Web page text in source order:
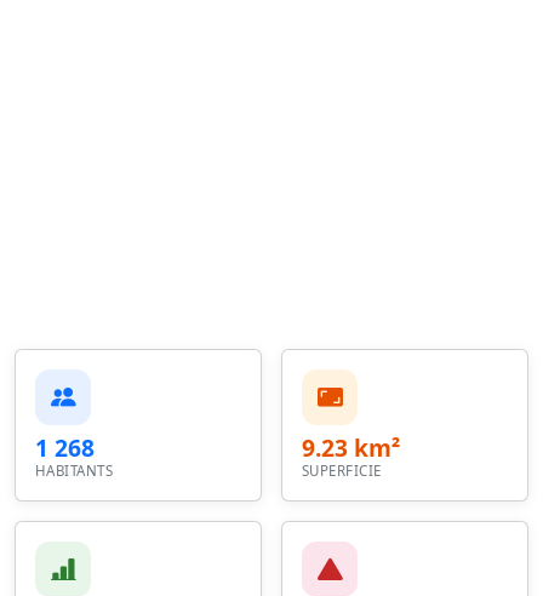
1 268
HABITANTS
9.23 km²
SUPERFICIE